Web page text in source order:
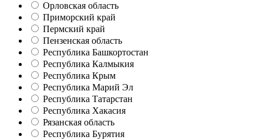
Орловская область
Приморский край
Пермский край
Пензенская область
Республика Башкортостан
Республика Калмыкия
Республика Крым
Республика Марий Эл
Республика Татарстан
Республика Хакасия
Рязанская область
Республика Бурятия